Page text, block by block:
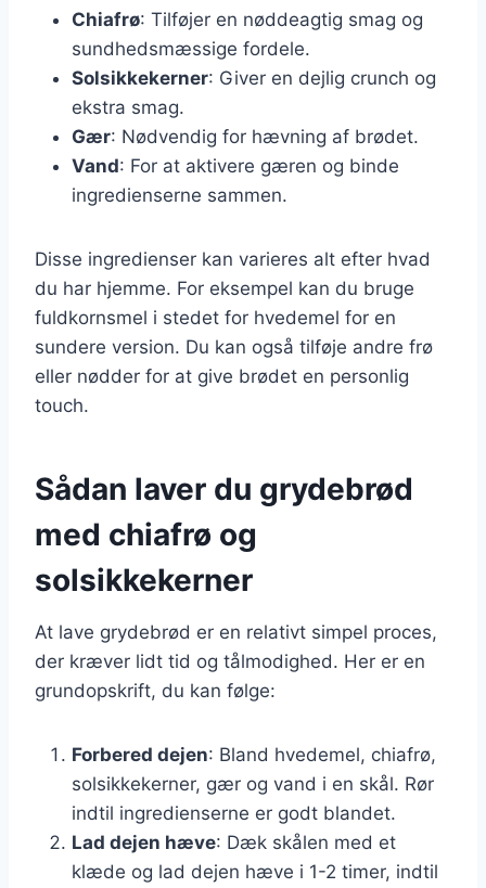
Chiafrø: Tilføjer en nøddeagtig smag og
sundhedsmæssige fordele.
Solsikkekerner: Giver en dejlig crunch og
ekstra smag.
Gær: Nødvendig for hævning af brødet.
Vand: For at aktivere gæren og binde
ingredienserne sammen.
Disse ingredienser kan varieres alt efter hvad
du har hjemme. For eksempel kan du bruge
fuldkornsmel i stedet for hvedemel for en
sundere version. Du kan også tilføje andre frø
eller nødder for at give brødet en personlig
touch.
Sådan laver du grydebrød
med chiafrø og
solsikkekerner
At lave grydebrød er en relativt simpel proces,
der kræver lidt tid og tålmodighed. Her er en
grundopskrift, du kan følge:
Forbered dejen: Bland hvedemel, chiafrø,
solsikkekerner, gær og vand i en skål. Rør
indtil ingredienserne er godt blandet.
Lad dejen hæve: Dæk skålen med et
klæde og lad dejen hæve i 1-2 timer, indtil